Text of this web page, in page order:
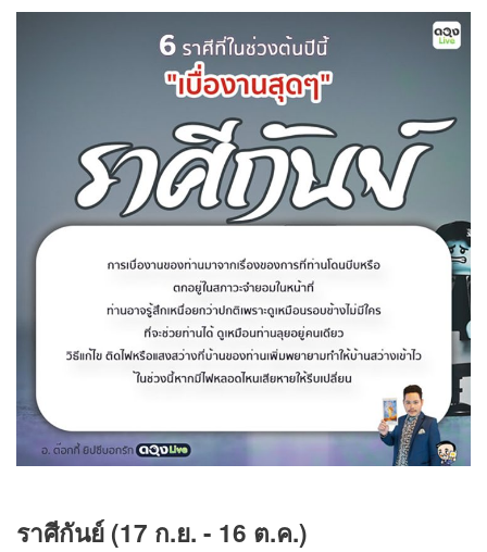
ราศีกันย์ (17 ก.ย. - 16 ต.ค.)